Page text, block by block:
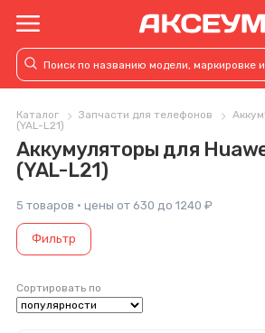
Каталог Запчасти для телефонов
(YAL-L21)
Аккумуляторы для
(YAL-L21)
5 товаров · цены от 630 до 1240 ₽
Фильтр
Сортировать по